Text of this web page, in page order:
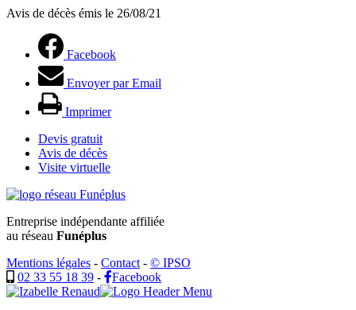
Avis de décès émis le 26/08/21
Facebook
Envoyer par Email
Imprimer
Devis gratuit
Avis de décès
Visite virtuelle
Entreprise indépendante affiliée
au réseau Funéplus
Mentions légales - Contact - © IPSO
02 33 55 18 39 - Facebook